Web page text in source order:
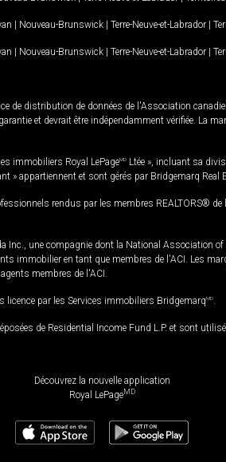
| Nouveau-Brunswick | Terre-Neuve-et-Labrador |
| Nouveau-Brunswick | Terre-Neuve-et-Labrador |
de distribution de données de l'Association
et devrait être indépendamment vérifiée. La
immobiliers Royal LePageMD Ltée », incluant sa
» appartiennent et sont gérés par Bridgemarq Real
rendus par les membres REALTORS®
Inc., une compagnie dont la National Association
immobilier en tant que membres de l'ACI. Les
membres de l'ACI.
licence par les Services immobiliers BridgemarqMD
de Residential Income Fund L.P. et sont
Découvrez la nouvelle application
Royal LePageMD